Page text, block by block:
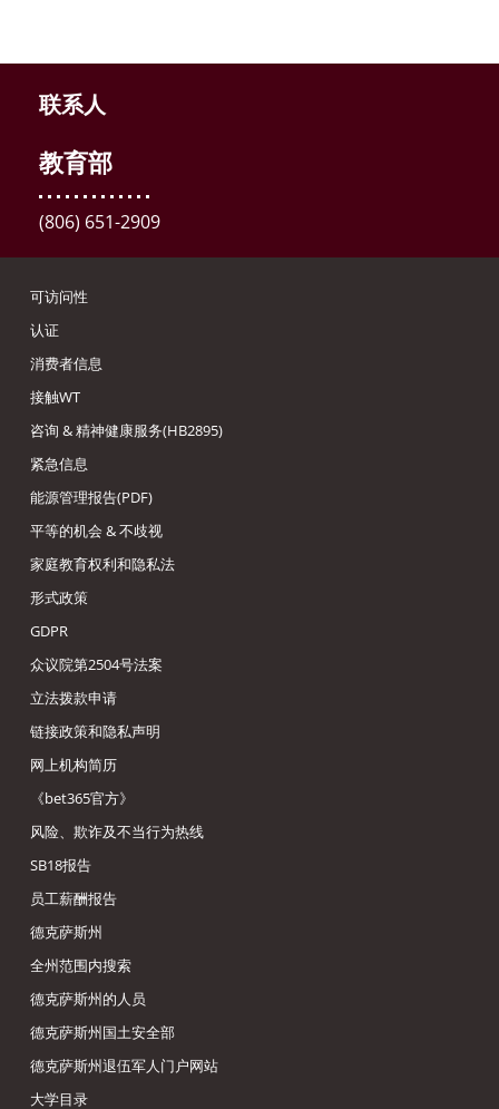
联系人
教育部
(806) 651-2909
可访问性
认证
消费者信息
接触WT
咨询 & 精神健康服务(HB2895)
紧急信息
能源管理报告(PDF)
平等的机会 & 不歧视
家庭教育权利和隐私法
形式政策
GDPR
众议院第2504号法案
立法拨款申请
链接政策和隐私声明
网上机构简历
《bet365官方》
风险、欺诈及不当行为热线
SB18报告
员工薪酬报告
德克萨斯州
全州范围内搜索
德克萨斯州的人员
德克萨斯州国土安全部
德克萨斯州退伍军人门户网站
大学目录